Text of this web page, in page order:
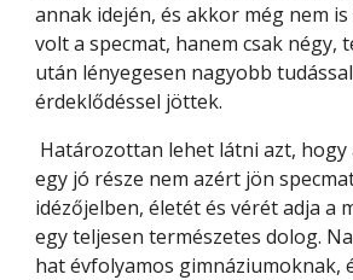
annak idején, és akkor még nem
volt a specmat, hanem csak négy,
után lényegesen nagyobb
érdeklődéssel jöttek.
egy jó része nem azért jön
idézőjelben, életét és vérét adja a
egy teljesen természetes dolog.
hat évfolyamos gimnáziumoknak,